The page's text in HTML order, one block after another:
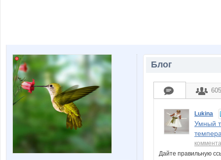
Блог
605
Lukina
Умный
Дайте правильную